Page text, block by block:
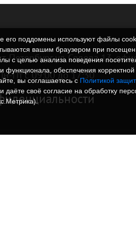
Петербург ул. Седова 13,
Пт с 09:00 до 17:30
его поддомены используют файлы
вашим браузером при
с целью анализа поведения
функционала, обеспечения
вы соглашаетесь с Политикой
и даёте своё согласие на обработку